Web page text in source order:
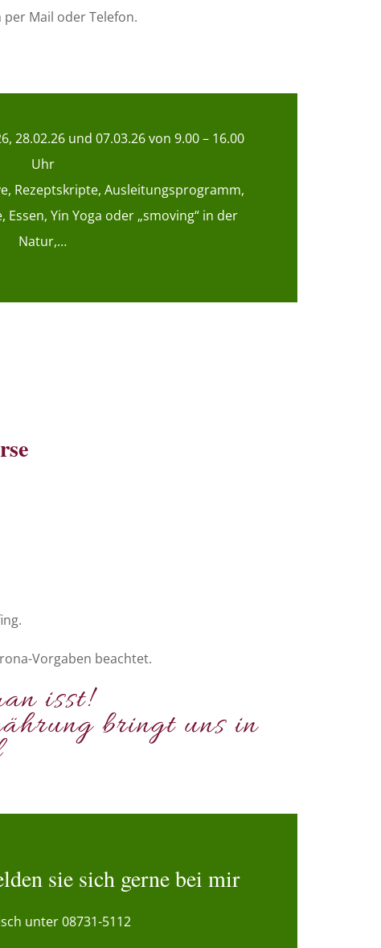
Mail oder Telefon.
28.02.26 und 07.03.26 von 9.00 – 16.00
Uhr
Rezeptskripte, Ausleitungsprogramm,
Yin Yoga oder „smoving“ in der
Natur,…
Vorgaben beachtet.
isst!
bringt uns in
sie sich gerne bei mir
unter 08731-5112